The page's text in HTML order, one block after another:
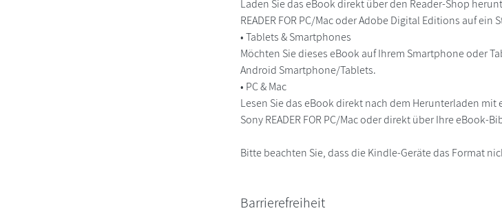
Laden Sie das eBook direkt über den Reader-Shop
READER FOR PC/Mac oder Adobe Digital Editions auf ein
• Tablets & Smartphones
Möchten Sie dieses eBook auf Ihrem Smartphone oder
Android Smartphone/Tablets.
• PC & Mac
Lesen Sie das eBook direkt nach dem Herunterladen
Sony READER FOR PC/Mac oder direkt über Ihre
Bitte beachten Sie, dass die Kindle-Geräte das Format
Barrierefreiheit